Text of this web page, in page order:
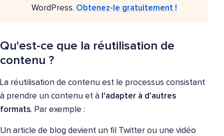
WordPress. Obtenez-le gratuitement !
Qu'est-ce que la réutilisation de
contenu ?
La réutilisation de contenu est le processus consistant
à prendre un contenu et à l'adapter à d'autres
formats. Par exemple :
Un article de blog devient un fil Twitter ou une vidéo